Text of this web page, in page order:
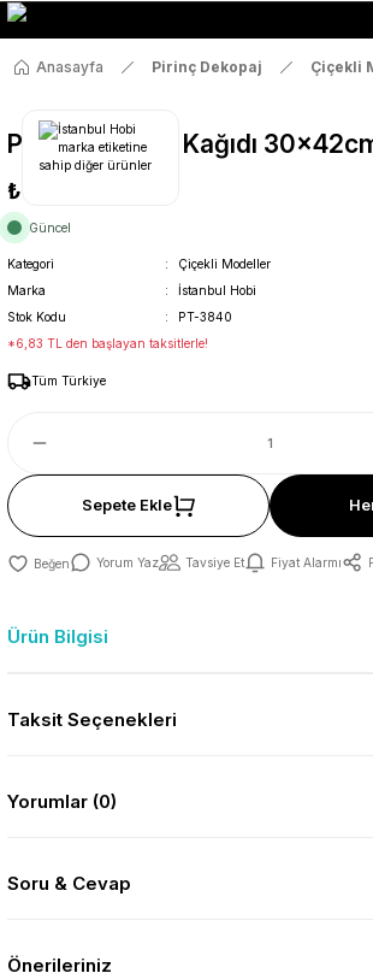
Size Özel "HG10" Koduyla Sepette Hemen
Anasayfa Pirinç Dekopaj Çiçekli
Pirinç Dekopaj Kağıdı
₺36
Güncel
Kategori
Çiçekli Modeller
Marka
İstanbul Hobi
Stok Kodu
PT-3840
*6,83 TL den başlayan taksitlerle!
Tüm Türkiye
Sepete Ekle
Yorum Yaz Tavsiye Et Fiyat Alarmı
Ürün Bilgisi
Taksit Seçenekleri
Yorumlar (0)
Soru & Cevap
Önerileriniz